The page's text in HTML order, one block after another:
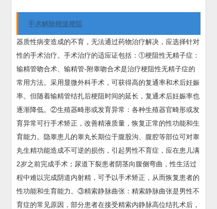
手术解除精道梗阻
器质性病变造成的不育，无法通过药物治疗解决，应选择针对
性的手术治疗。手术治疗的适应证包括：①梗阻性无精子症：
输精管吻合术、输精管-附睾吻合术是治疗梗阻性无精子症的
常用方法。采用显微外科手术，可获得高的复通率和术后妊娠
率。但随着输精管结扎后梗阻时间的延长，复通术后妊娠率也
逐渐降低。②生殖器畸形或发育异常：各种生殖器官畸形或发
育异常可行手术矫正，改善精液质量，恢复正常的性功能和生
育能力。隐睾患儿的睾丸长期位于腹股沟、腹腔等部位可对睾
丸生精功能造成不可逆的损伤，引起男性不育症，应在患儿满
2岁之前完成手术；尿道下裂患者阴茎向腹侧弯曲，性生活过
程中难以完成阴道内射精，可予以手术矫正，从而恢复患者的
性功能和生育能力。③精索静脉曲张：精索静脉曲张是男性不
育症的常见原因，部分患者在接受精索内静脉高位结扎术后，